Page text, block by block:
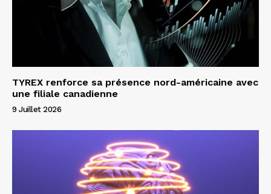
TYREX renforce sa présence nord-américaine avec
une filiale canadienne
9 Juillet 2026